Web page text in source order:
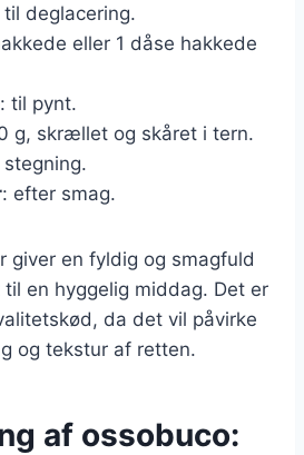
til deglacering.
eller 1 dåse hakkede
: til pynt.
g, skrællet og skåret i tern.
stegning.
: efter smag.
giver en fyldig og smagfuld
en hyggelig middag. Det er
da det vil påvirke
og tekstur af retten.
af ossobuco: